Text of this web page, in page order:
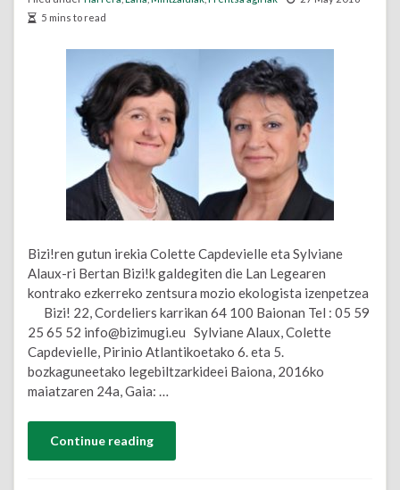
5 mins to read
Bizi!ren gutun irekia Colette Capdevielle eta Sylviane
Alaux-ri Bertan Bizi!k galdegiten die Lan Legearen
kontrako ezkerreko zentsura mozio ekologista izenpetzea
Bizi! 22, Cordeliers karrikan 64 100 Baionan Tel : 05 59
25 65 52 info@bizimugi.eu Sylviane Alaux, Colette
Capdevielle, Pirinio Atlantikoetako 6. eta 5.
bozkaguneetako legebiltzarkideei Baiona, 2016ko
maiatzaren 24a, Gaia: …
Continue reading